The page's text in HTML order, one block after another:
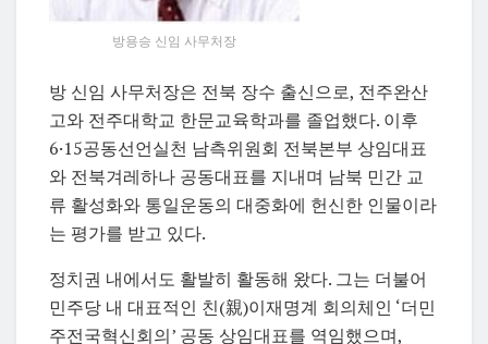
방용승 신임 사무처장
방 신임 사무처장은 전북 장수 출신으로, 전주완산
고와 전주대학교 한문교육학과를 졸업했다. 이후
6·15공동선언실천 남측위원회 전북본부 상임대표
와 전북겨레하나 공동대표를 지내며 남북 민간 교
류 활성화와 통일운동의 대중화에 헌신한 인물이라
는 평가를 받고 있다.
정치권 내에서도 활발히 활동해 왔다. 그는 더불어
민주당 내 대표적인 친(親)이재명계 회의체인 ‘더민
주전국혁신회의’ 공동 상임대표를 역임했으며,